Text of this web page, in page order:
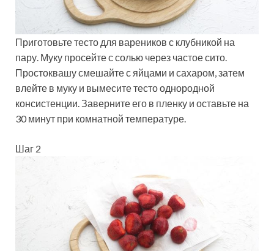
Приготовьте тесто для вареников с клубникой на
пару. Муку просейте с солью через частое сито.
Простоквашу смешайте с яйцами и сахаром, затем
влейте в муку и вымесите тесто однородной
консистенции. Заверните его в пленку и оставьте на
30 минут при комнатной температуре.
Шаг 2